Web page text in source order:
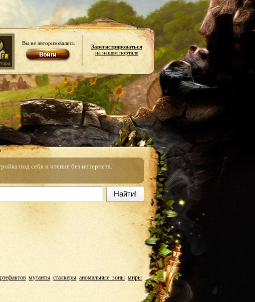
Вы не авторизовались
Зарегистрироваться
на нашем портале
под себя и чтение без интернета.
Найти!
мутанты сталкеры аномальные зоны миры